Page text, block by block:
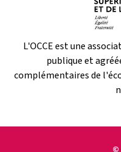
L'OCCE est une
publique et
complémentaires de
©